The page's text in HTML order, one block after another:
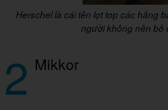
Herschel là cái tên lọt top các hãng
người không nên bỏ
2 Mikkor